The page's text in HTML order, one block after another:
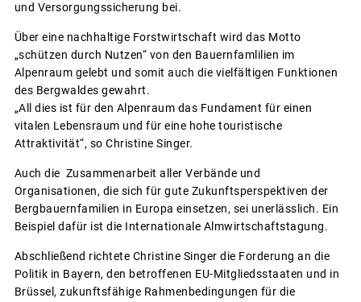
und Versorgungssicherung bei.
Über eine nachhaltige Forstwirtschaft wird das Motto
„schützen durch Nutzen“ von den Bauernfamlilien im
Alpenraum gelebt und somit auch die vielfältigen Funktionen
des Bergwaldes gewahrt.
„All dies ist für den Alpenraum das Fundament für einen
vitalen Lebensraum und für eine hohe touristische
Attraktivität“, so Christine Singer.
Auch die Zusammenarbeit aller Verbände und
Organisationen, die sich für gute Zukunftsperspektiven der
Bergbauernfamilien in Europa einsetzen, sei unerlässlich. Ein
Beispiel dafür ist die Internationale Almwirtschaftstagung.
Abschließend richtete Christine Singer die Forderung an die
Politik in Bayern, den betroffenen EU-Mitgliedsstaaten und in
Brüssel, zukunftsfähige Rahmenbedingungen für die